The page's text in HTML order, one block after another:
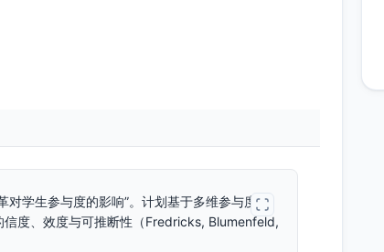
对学生参与度的影响”。计划基于多维参与度理
度、效度与可推断性（Fredricks, Blumenfeld,